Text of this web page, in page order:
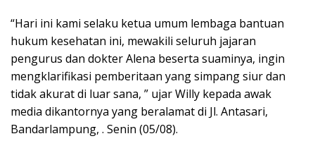
“Hari ini kami selaku ketua umum lembaga bantuan
hukum kesehatan ini, mewakili seluruh jajaran
pengurus dan dokter Alena beserta suaminya, ingin
mengklarifikasi pemberitaan yang simpang siur dan
tidak akurat di luar sana, ” ujar Willy kepada awak
media dikantornya yang beralamat di Jl. Antasari,
Bandarlampung, . Senin (05/08).